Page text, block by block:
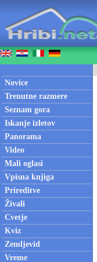
Novice
Trenutne razmere
Seznam gora
Iskanje izletov
Panorama
Video
Mali oglasi
Vpisna knjiga
Prireditve
Živali
Cvetje
Kviz
Zemljevid
Vreme